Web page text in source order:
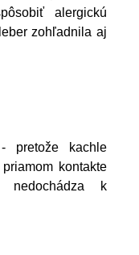
alergickú
zohľadnila aj
- pretože kachle
kontakte
nedochádza k